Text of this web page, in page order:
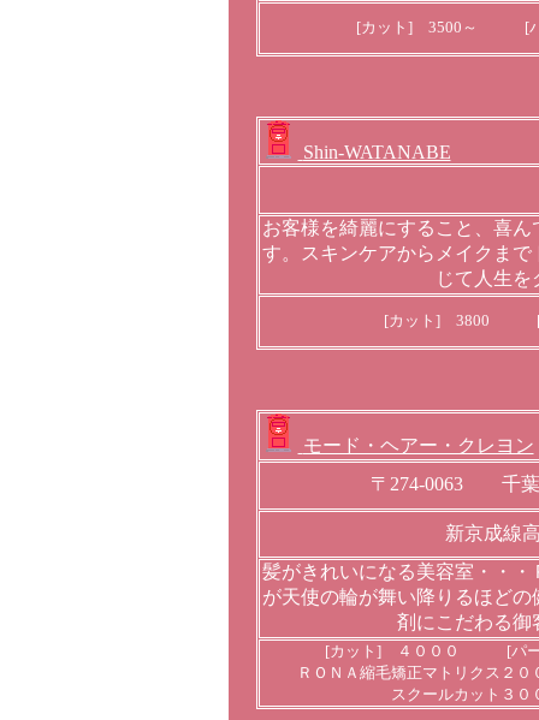
[カット] 3500～ [
Shin-WATANABE
お客様を綺麗にすること、喜
す。スキンケアからメイクま
じて人生
[カット] 3800 [
モード・ヘアー・クレヨン
〒274-0063 千葉
新京成線
髪がきれいになる美容室・・
が天使の輪が舞い降りるほど
剤にこだわる御
[カット] ４０００ [パ
ＲＯＮＡ縮毛矯正マトリクス２
スクールカット３